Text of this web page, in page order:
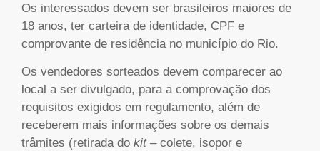
Os interessados devem ser brasileiros maiores de
18 anos, ter carteira de identidade, CPF e
comprovante de residência no município do Rio.
Os vendedores sorteados devem comparecer ao
local a ser divulgado, para a comprovação dos
requisitos exigidos em regulamento, além de
receberem mais informações sobre os demais
trâmites (retirada do kit– colete, isopor e